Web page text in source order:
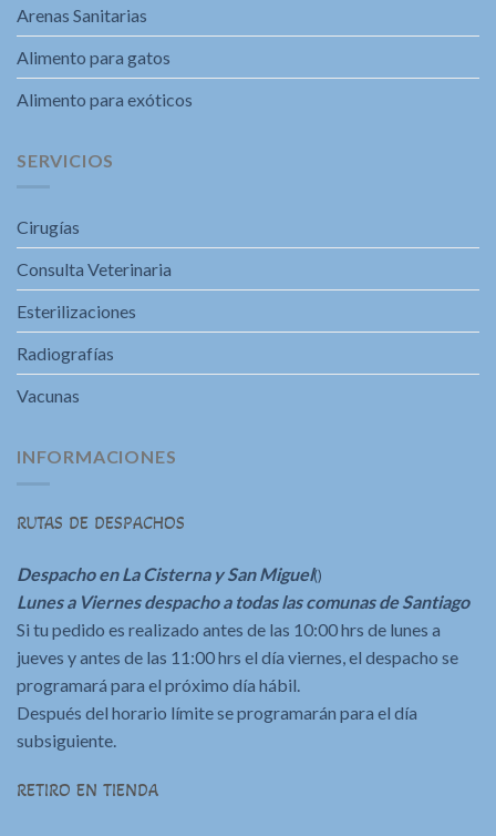
Arenas Sanitarias
Alimento para gatos
Alimento para exóticos
SERVICIOS
Cirugías
Consulta Veterinaria
Esterilizaciones
Radiografías
Vacunas
INFORMACIONES
RUTAS DE DESPACHOS
Despacho en La Cisterna y San Miguel()
Lunes a Viernes despacho a todas las comunas de Santiago
Si tu pedido es realizado antes de las 10:00 hrs de lunes a
jueves y antes de las 11:00 hrs el día viernes, el despacho se
programará para el próximo día hábil.
Después del horario límite se programarán para el día
subsiguiente.
RETIRO EN TIENDA